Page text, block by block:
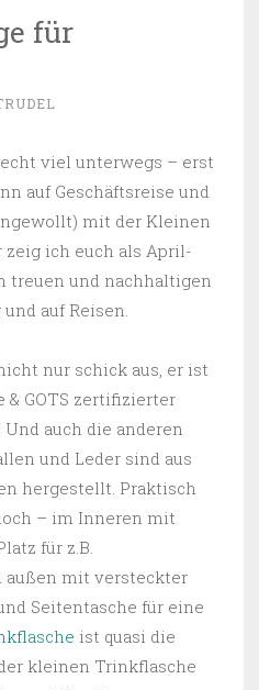
für
viel unterwegs – erst
auf Geschäftsreise und
mit der Kleinen
zeig ich euch als April-
treuen und nachhaltigen
auf Reisen.
nur schick aus, er ist
& GOTS zertifizierter
auch die anderen
und Leder sind aus
hergestellt. Praktisch
– im Inneren mit
für z.B.
außen mit versteckter
Seitentasche für eine
ist quasi die
kleinen Trinkflasche